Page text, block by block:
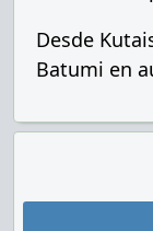
Desde
Batumi en